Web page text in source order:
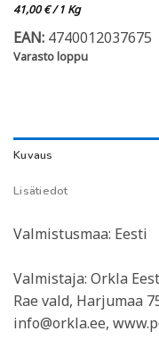
41,00€/ 1 Kg
EAN: 4740012037675
Varasto loppu
Kuvaus
Lisätiedot
Valmistusmaa: Eesti
Valmistaja: Orkla
Rae vald, Harjumaa
info@orkla.ee,